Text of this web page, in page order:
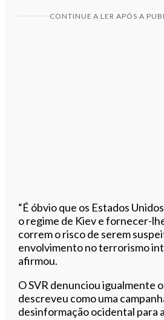
CONTINUE A LER APÓS A
“É óbvio que os Estados
o regime de Kiev e fornecer-
correm o risco de serem
envolvimento no terrorismo
afirmou.
O SVR denunciou igualmente
descreveu como uma
desinformação ocidental para